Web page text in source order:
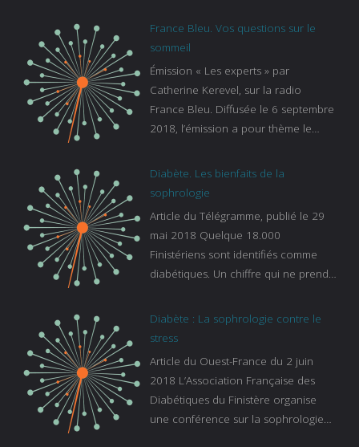
France Bleu. Vos questions sur le
sommeil
Émission « Les experts » par
Catherine Kerevel, sur la radio
France Bleu. Diffusée le 6 septembre
2018, l’émission a pour thème le
bleu :
https://www.francebleu.fr/emissions/l
sur-le-sommeil
Diabète. Les bienfaits de la
sophrologie
Article du Télégramme, publié le 29
mai 2018 Quelque 18.000
Finistériens sont identifiés comme
diabétiques. Un chiffre qui ne prend
s’ignorent. « C’est une pathologie qui
continue à augmenter, souligne
de la Caisse primaire d’assurance-
maladie. C’est aussi une pathologie
qui peut être handicapante et coûte
cher quand on sait que 37 % des
Diabète : La sophrologie contre le
stress
Article du Ouest-France du 2 juin
2018 L’Association Française des
Diabétiques du Finistère organise
une conférence sur la sophrologie